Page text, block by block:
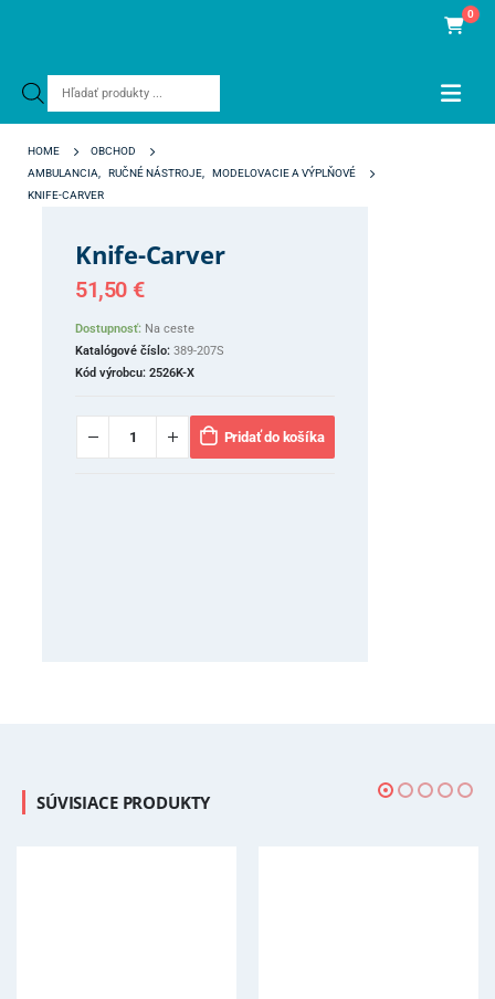
Products
0
HOME
OBCHOD
AMBULANCIA
RUČNÉ NÁSTROJE
MODELOVACIE A VÝPLŇOVÉ
KNIFE-CARVER
Knife-Carver
51,50 €
Dostupnosť: Na ceste
Katalógové číslo: 389-207S
Kód výrobcu: 2526K-X
Pridať do košíka
SÚVISIACE PRODUKTY